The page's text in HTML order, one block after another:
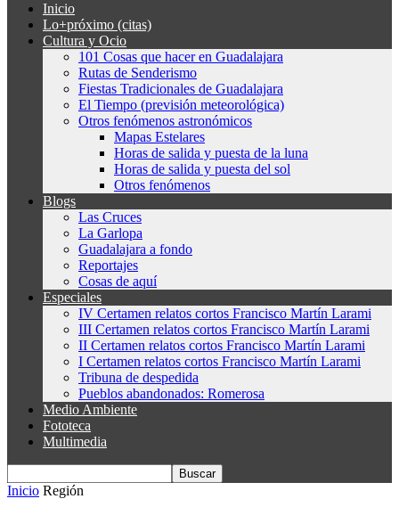
Inicio
Lo+próximo (citas)
Cultura y Ocio
101 Cosas que hacer en Guadalajara
Rutas de Senderismo
Fiestas Tradicionales de Guadalajara
El Tiempo (previsión meteorológica)
Otros fenómenos astronómicos
Mapas Estelares
Horas de salida y puesta de la luna
Horas de salida y puesta del sol
Otros fenómenos
Blogs
Las Cruces
La Garlopa
Guadalajara a fondo
Reportajes
Cosas de aquí
Especiales
IV Certamen relatos cortos Francisco Martín Larami
III Certamen relatos cortos Francisco Martín Larami
II Certamen relatos cortos Francisco Martín Larami
I Certamen relatos cortos Francisco Martín Larami
Tribuna de despedida
Pueblos abandonados: Romerosa
Medio Ambiente
Fototeca
Multimedia
Inicio Región